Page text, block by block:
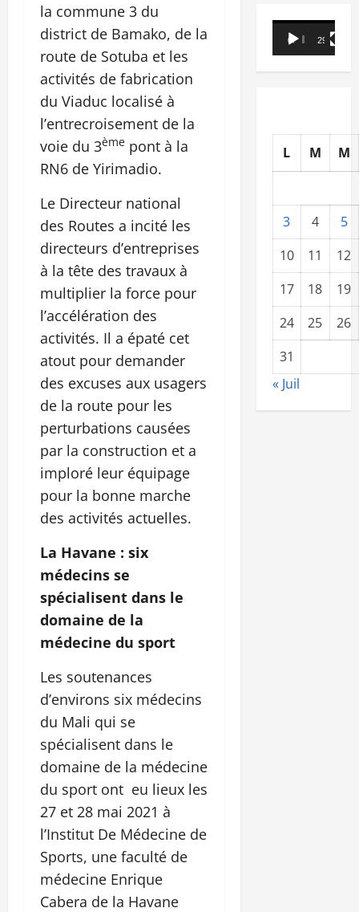
la commune 3 du
district de Bamako, de la
route de Sotuba et les
activités de fabrication
du Viaduc localisé à
l’entrecroisement de la
voie du 3ème pont à la
RN6 de Yirimadio.
Le Directeur national
des Routes a incité les
directeurs d’entreprises
à la tête des travaux à
multiplier la force pour
l’accélération des
activités. Il a épaté cet
atout pour demander
des excuses aux usagers
de la route pour les
perturbations causées
par la construction et a
imploré leur équipage
pour la bonne marche
des activités actuelles.
La Havane : six
médecins se
spécialisent dans le
domaine de la
médecine du sport
Les soutenances
d’environs six médecins
du Mali qui se
spécialisent dans le
domaine de la médecine
du sport ont eu lieux les
27 et 28 mai 2021 à
l’Institut De Médecine de
Sports, une faculté de
médecine Enrique
Cabera de la Havane
Lecteur
vidéo
00:00 29:21
L M M
3 4
5
10
11
12
17
18
19
24
25
26
31
« Juil